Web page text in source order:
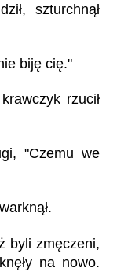
szturchnął
biję cię."
rzucił
"Czemu we
byli zmęczeni,
na nowo.